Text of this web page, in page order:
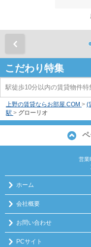
こだわり特集
駅徒歩10分以内の賃貸物件特
上野の賃貸ならお部屋.COM > (
駅 > グローリオ
営業
ホーム
会社概要
お問い合わせ
PCサイト